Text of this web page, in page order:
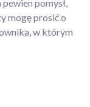
pomysł,
mogę prosić o
w którym